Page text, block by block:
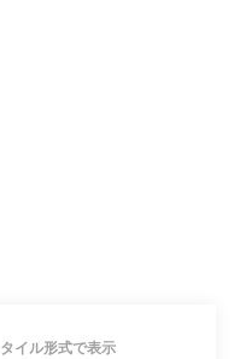
タイル形式で表示